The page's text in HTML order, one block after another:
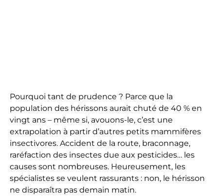
Pourquoi tant de prudence ? Parce que la
population des hérissons aurait chuté de 40 % en
vingt ans – même si, avouons-le, c’est une
extrapolation à partir d’autres petits mammifères
insectivores. Accident de la route, braconnage,
raréfaction des insectes due aux pesticides… les
causes sont nombreuses. Heureusement, les
spécialistes se veulent rassurants : non, le hérisson
ne disparaîtra pas demain matin.